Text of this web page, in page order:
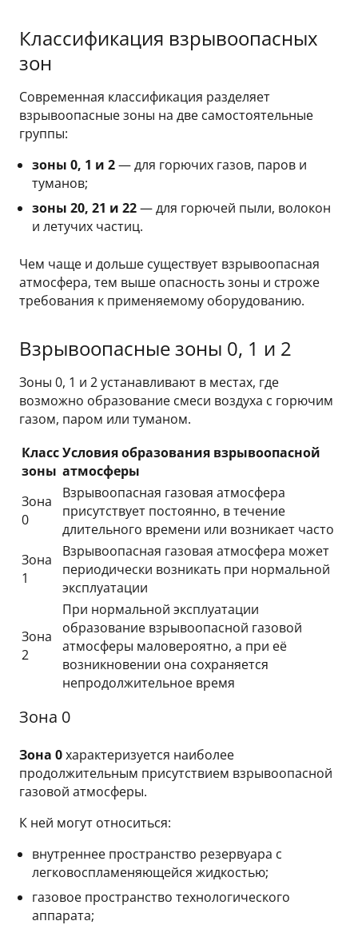
Классификация взрывоопасных
зон
Современная классификация разделяет
взрывоопасные зоны на две самостоятельные
группы:
зоны 0, 1 и 2— для горючих газов, паров и
туманов;
зоны 20, 21 и 22— для горючей пыли, волокон
и летучих частиц.
Чем чаще и дольше существует взрывоопасная
атмосфера, тем выше опасность зоны и строже
требования к применяемому оборудованию.
Взрывоопасные зоны 0, 1 и 2
Зоны 0, 1 и 2 устанавливают в местах, где
возможно образование смеси воздуха с горючим
газом, паром или туманом.
Класс
зоны
Условия образования взрывоопасной
атмосферы
Зона
0
Взрывоопасная газовая атмосфера
присутствует постоянно, в течение
длительного времени или возникает часто
Зона
1
Взрывоопасная газовая атмосфера может
периодически возникать при нормальной
эксплуатации
Зона
2
При нормальной эксплуатации
образование взрывоопасной газовой
атмосферы маловероятно, а при её
возникновении она сохраняется
непродолжительное время
Зона 0
Зона 0характеризуется наиболее
продолжительным присутствием взрывоопасной
газовой атмосферы.
К ней могут относиться:
внутреннее пространство резервуара с
легковоспламеняющейся жидкостью;
газовое пространство технологического
аппарата;